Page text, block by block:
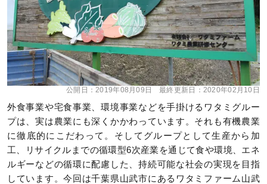
公開日：2019年08月09日 最終更新日： 2020年02月10日
外食事業や宅食事業、環境事業などを手掛けるワタミグルー
プは、実は農業にも深くかかわっています。それも有機農業
に徹底的にこだわって。そしてグループとして生産から加
工、リサイクルまでの循環型6次産業を通じて食や環境、エネ
ルギーなどの循環に配慮した、持続可能な社会の実現を目指
しています。今回は千葉県山武市にあるワタミファーム山武